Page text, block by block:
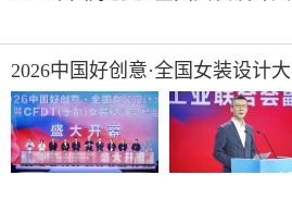
2026中国好创意·全国女装设计
女装设计交易会在于都盛大开幕